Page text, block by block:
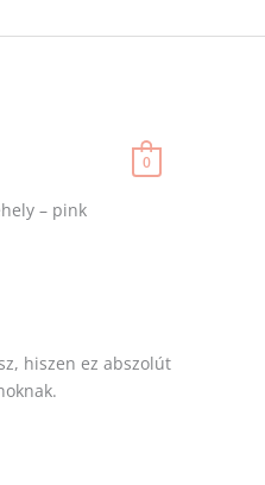
0
– pink
hiszen ez abszolút